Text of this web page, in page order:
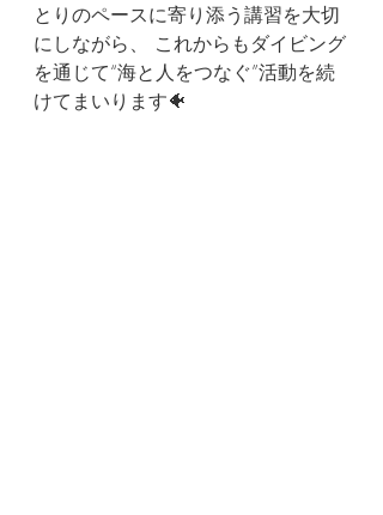
とりのペースに寄り添う講習を大切
にしながら、 これからもダイビング
を通じて“海と人をつなぐ”活動を続
けてまいります🐠